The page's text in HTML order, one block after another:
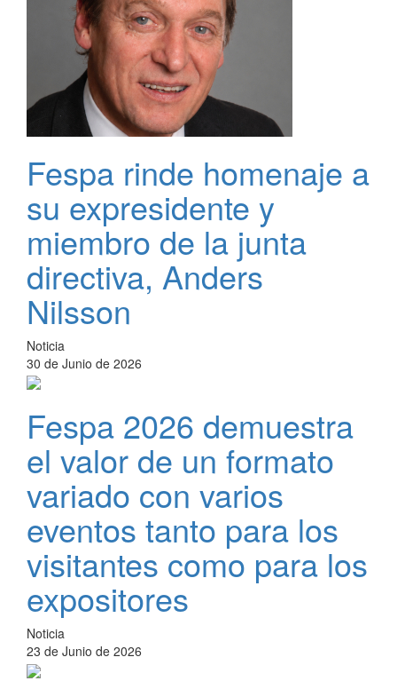
Fespa rinde homenaje a
su expresidente y
miembro de la junta
directiva, Anders
Nilsson
Noticia
30 de Junio de 2026
Fespa 2026 demuestra
el valor de un formato
variado con varios
eventos tanto para los
visitantes como para los
expositores
Noticia
23 de Junio de 2026